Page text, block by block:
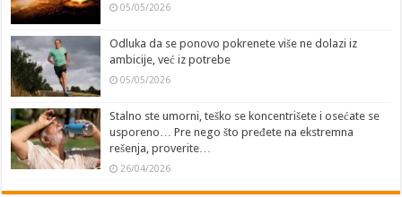
05/05/2026
Odluka da se ponovo pokrenete više ne dolazi iz
ambicije, već iz potrebe
05/05/2026
Stalno ste umorni, teško se koncentrišete i osećate se
usporeno… Pre nego što pređete na ekstremna
rešenja, proverite…
26/04/2026